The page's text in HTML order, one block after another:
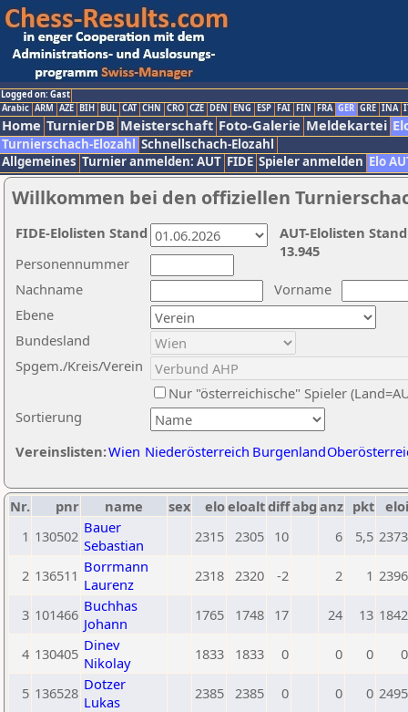
Logged on: Gast
Arabic ARM AZE BIH BUL CAT CHN CRO CZE DEN ENG ESP FAI FIN FRA GER GRE INA
Home TurnierDB Meisterschaft Foto-Galerie Meldekartei
Turnierschach-Elozahl Schnellschach-Elozahl
Allgemeines Turnier anmelden: AUT FIDE Spieler anmelden Elo
Willkommen bei den offiziellen
Nachname
Vorname
Ebene
Sortierung
Personennummer
Bundesland
Spgem./Kreis/Verein
Nur "österreichische" Spieler
Vereinslisten:Wien Niederösterreich Burgenland
AUT-Elolisten
13.945
FIDE-Elolisten Stand
Nr. pnr name sex eloeloaltdiffabg anz pkt eloi
1 130502 Bauer
Sebastian
2315 2305 10 6 5,5 2373
2 136511 Borrmann
Laurenz
2318 2320 -2 2 1 2396
3 101466 Buchhas
Johann
1765 1748 17 24 13 1842
4 130405 Dinev
Nikolay
1833 1833 0 0 0 0
5 136528 Dotzer
Lukas
2385 2385 0 0 0 2495